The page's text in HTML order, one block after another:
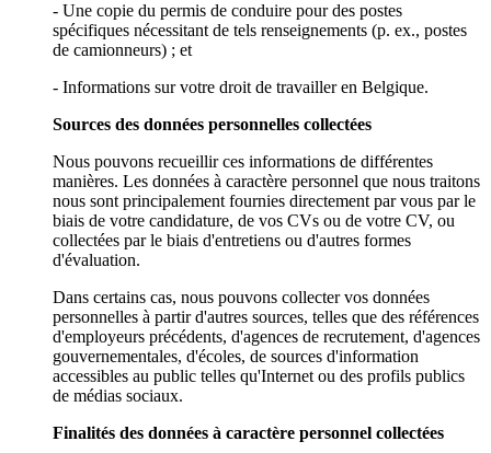
- Une copie du permis de conduire pour des postes
spécifiques nécessitant de tels renseignements (p. ex., postes
de camionneurs) ; et
- Informations sur votre droit de travailler en Belgique.
Sources des données personnelles collectées
Nous pouvons recueillir ces informations de différentes
manières. Les données à caractère personnel que nous traitons
nous sont principalement fournies directement par vous par le
biais de votre candidature, de vos CVs ou de votre CV, ou
collectées par le biais d'entretiens ou d'autres formes
d'évaluation.
Dans certains cas, nous pouvons collecter vos données
personnelles à partir d'autres sources, telles que des références
d'employeurs précédents, d'agences de recrutement, d'agences
gouvernementales, d'écoles, de sources d'information
accessibles au public telles qu'Internet ou des profils publics
de médias sociaux.
Finalités des données à caractère personnel collectées